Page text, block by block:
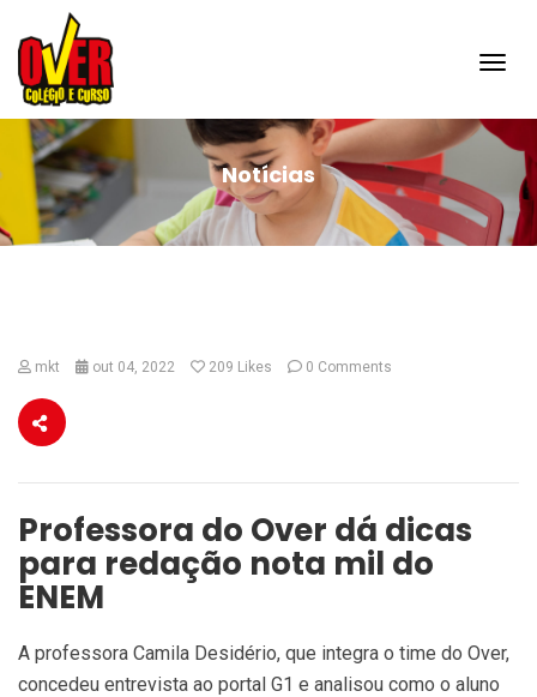
Notícias
mkt out 04, 2022 209 Likes 0 Comments
Professora do Over dá dicas
para redação nota mil do
ENEM
A professora Camila Desidério, que integra o time do Over,
concedeu entrevista ao portal G1 e analisou como o aluno